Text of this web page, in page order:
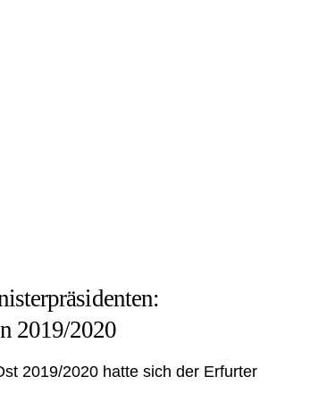
2019/2020
2019/2020 hatte sich der Erfurter